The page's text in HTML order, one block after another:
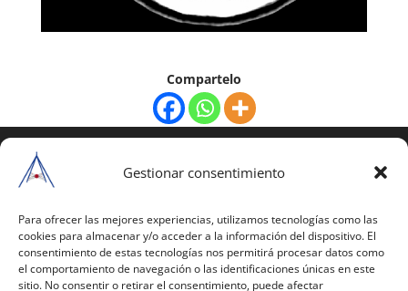
Gestionar consentimiento
Para ofrecer las mejores experiencias, utilizamos tecnologías como las
cookies para almacenar y/o acceder a la información del dispositivo. El
consentimiento de estas tecnologías nos permitirá procesar datos como
el comportamiento de navegación o las identificaciones únicas en este
sitio. No consentir o retirar el consentimiento, puede afectar
Compartelo
reservados
estas páginas o parte de ellas, necesita pedir
autorización por escrito a Mario Gil Sánchez.
Todos los instrumentales están PATENTADOS.